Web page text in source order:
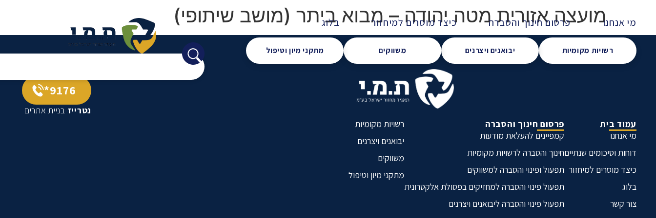
מי אנחנו פרסום חינוך והסברה כיצד מוסרים למיחזור בלוג
רשויות מקומיות יבואנים ויצרנים משווקים מתקני מיון וטיפול
מועצה אזורית מטה יהודה – מבוא ביתר (מושב שיתופי)
עמוד בית
מי אנחנו
דוחות וסיכומים שנתיים
כיצד מוסרים למיחזור
בלוג
צור קשר
פרסום חינוך והסברה
קמפיינים להעלאת מודעות
חינוך והסברה לרשויות מקומיות
תפעול ופינוי והסברה למשווקים
תפעול פינוי והסברה למחזיקים בפסולת אלקטרונית
תפעול פינוי והסברה ליבואנים ויצרנים
רשויות מקומיות
יבואנים ויצרנים
משווקים
מתקני מיון וטיפול
9176*
נטרייז בניית אתרים